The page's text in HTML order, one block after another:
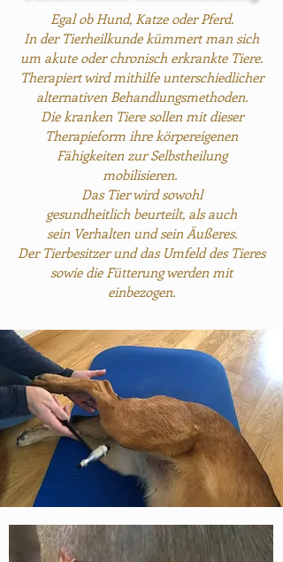
Egal ob Hund, Katze oder Pferd.
In der Tierheilkunde kümmert man sich
um akute oder chronisch erkrankte Tiere.
Therapiert wird mithilfe unterschiedlicher
alternativen Behandlungsmethoden.
Die kranken Tiere sollen mit dieser
Therapieform ihre körpereigenen
Fähigkeiten zur Selbstheilung
mobilisieren.
Das Tier wird sowohl
gesundheitlich beurteilt, als auch
sein Verhalten und sein Äußeres.
Der Tierbesitzer und das Umfeld des Tieres
sowie die Fütterung werden mit
einbezogen.